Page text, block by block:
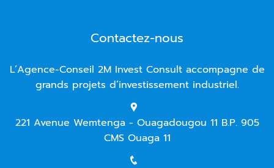
Contactez-nous
L’Agence-Conseil 2M Invest Consult accompagne de
grands projets d’investissement industriel.
221 Avenue Wemtenga - Ouagadougou 11 B.P. 905
CMS Ouaga 11